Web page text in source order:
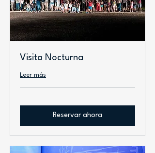
Visita Nocturna
Leer más
Reservar ahora